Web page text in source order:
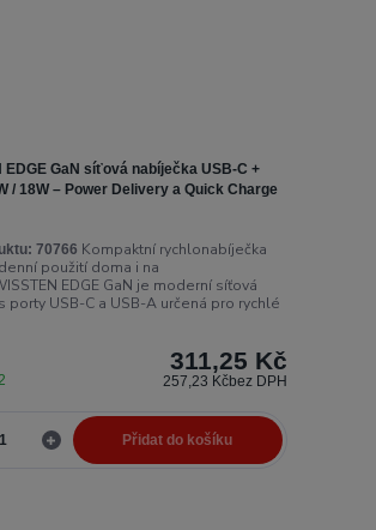
EDGE GaN síťová nabíječka USB-C +
/ 18W – Power Delivery a Quick Charge
70766 Kompaktní rychlonabíječka
použití doma i na
EDGE GaN je moderní síťová
porty USB-C a USB-A určená pro rychlé
311,25 Kč
257,23 Kčbez DPH
Přidat do košíku